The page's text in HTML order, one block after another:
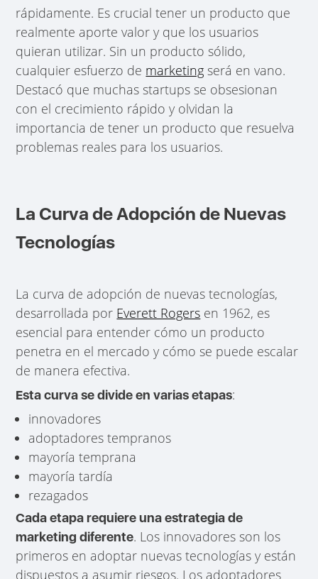
rápidamente. Es crucial tener un producto que
realmente aporte valor y que los usuarios
quieran utilizar. Sin un producto sólido,
cualquier esfuerzo de marketing será en vano.
Destacó que muchas startups se obsesionan
con el crecimiento rápido y olvidan la
importancia de tener un producto que resuelva
problemas reales para los usuarios.
La Curva de Adopción de Nuevas
Tecnologías
La curva de adopción de nuevas tecnologías,
desarrollada por Everett Rogers en 1962, es
esencial para entender cómo un producto
penetra en el mercado y cómo se puede escalar
de manera efectiva.
Esta curva se divide en varias etapas:
innovadores
adoptadores tempranos
mayoría temprana
mayoría tardía
rezagados
Cada etapa requiere una estrategia de
marketing diferente. Los innovadores son los
primeros en adoptar nuevas tecnologías y están
dispuestos a asumir riesgos. Los adoptadores